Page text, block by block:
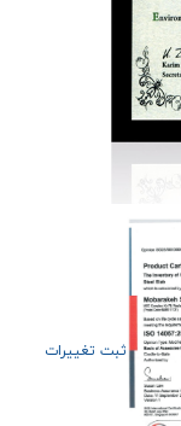
ثبت تغييرات